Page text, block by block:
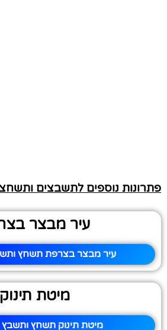
פתרונות נוספים לתשבצים
עיר מבצר
עיר מבצר בצרפת תשחץ
מיטת תינוק
מיטת תינוק תשחץ ותשבץ